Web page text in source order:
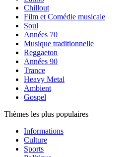
Chillout
Film et Comédie musicale
Soul
Années 70
Musique traditionnelle
Reggaeton
Années 90
Trance
Heavy Metal
Ambient
Gospel
Thèmes les plus populaires
Informations
Culture
Sports